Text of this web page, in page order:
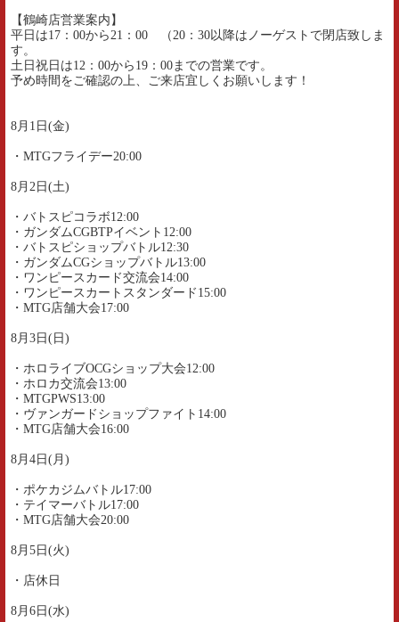
【鶴崎店営業案内】
平日は17：00から21：00 （20：30以降はノーゲストで閉店致しま
す。
土日祝日は12：00から19：00までの営業です。
予め時間をご確認の上、ご来店宜しくお願いします！
8月1日(金)
・MTGフライデー20:00
8月2日(土)
・バトスピコラボ12:00
・ガンダムCGBTPイベント12:00
・バトスピショップバトル12:30
・ガンダムCGショップバトル13:00
・ワンピースカード交流会14:00
・ワンピースカートスタンダード15:00
・MTG店舗大会17:00
8月3日(日)
・ホロライブOCGショップ大会12:00
・ホロカ交流会13:00
・MTGPWS13:00
・ヴァンガードショップファイト14:00
・MTG店舗大会16:00
8月4日(月)
・ポケカジムバトル17:00
・テイマーバトル17:00
・MTG店舗大会20:00
8月5日(火)
・店休日
8月6日(水)